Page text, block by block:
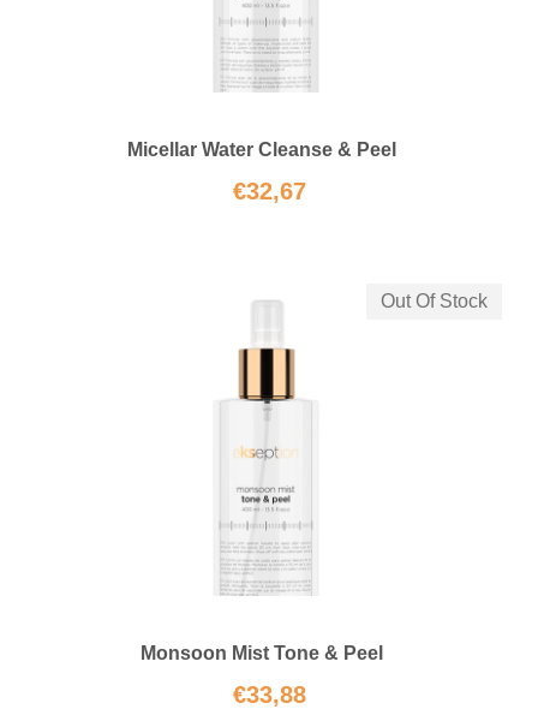
Micellar Water Cleanse & Peel
€32,67
Out Of Stock
Monsoon Mist Tone & Peel
€33,88